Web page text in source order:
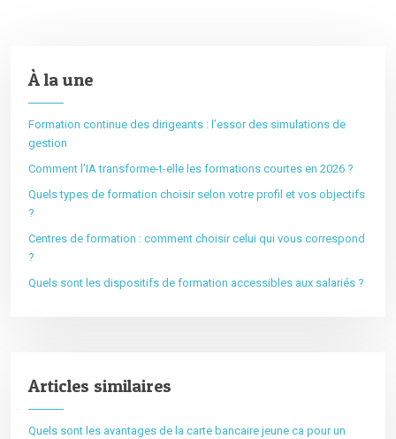
À la une
Formation continue des dirigeants : l’essor des simulations de
gestion
Comment l’IA transforme-t-elle les formations courtes en 2026 ?
Quels types de formation choisir selon votre profil et vos objectifs
?
Centres de formation : comment choisir celui qui vous correspond
?
Quels sont les dispositifs de formation accessibles aux salariés ?
Articles similaires
Quels sont les avantages de la carte bancaire jeune ca pour un